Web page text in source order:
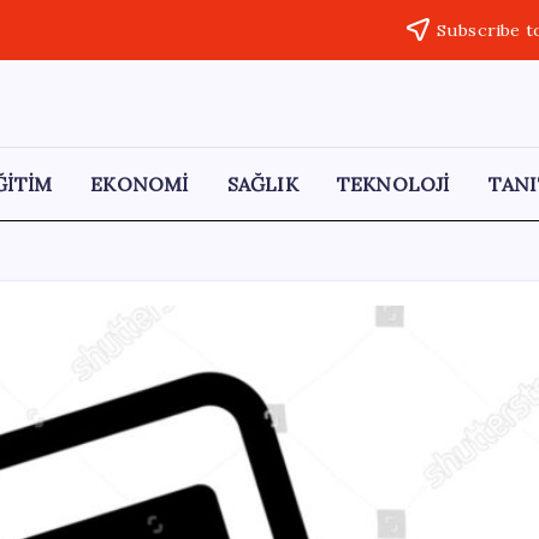
Subscribe
EKONOMİ SAĞLIK TEKNOLOJİ